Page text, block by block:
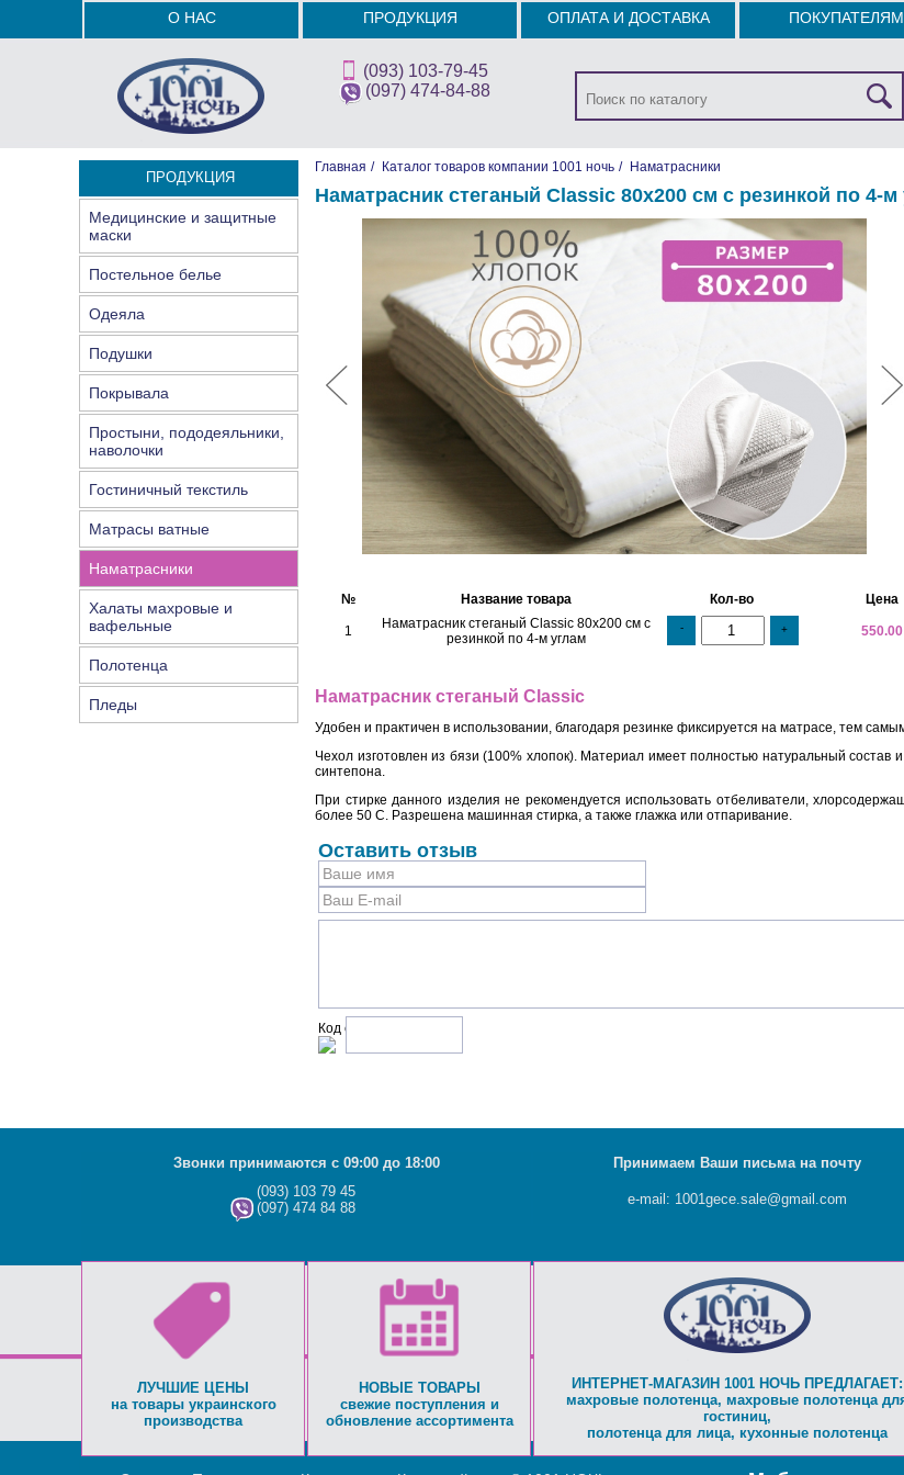
О НАС ПРОДУКЦИЯ ОПЛАТА И ДОСТАВКА ПОКУПАТЕЛЯМ
(093) 103-79-45
(097) 474-84-88
ПРОДУКЦИЯ
Медицинские и защитные
маски
Постельное белье
Одеяла
Подушки
Покрывала
Простыни, пододеяльники,
наволочки
Гостиничный текстиль
Матрасы ватные
Наматрасники
Халаты махровые и
вафельные
Полотенца
Пледы
Главная / Каталог товаров компании 1001 ночь / Наматрасники
Наматрасник стеганый Classic 80х200 см с резинкой по 4-м
№ Название товара Кол-во Цена
1
Наматрасник стеганый Classic 80х200 см с
резинкой по 4-м углам
- + 550.00
Наматрасник стеганый Classic
Удобен и практичен в использовании, благодаря резинке фиксируется на матрасе, тем
Чехол изготовлен из бязи (100% хлопок). Материал имеет полностью натуральный состав
синтепона.
При стирке данного изделия не рекомендуется использовать отбеливатели,
более 50 С. Разрешена машинная стирка, а также глажка или отпаривание.
Оставить отзыв
Код с рисунка:
Звонки принимаются с 09:00 до 18:00 Принимаем Ваши письма на почту
(093) 103 79 45
(097) 474 84 88
e-mail: 1001gece.sale@gmail.com
ЛУЧШИЕ ЦЕНЫ
на товары украинского
производства
НОВЫЕ ТОВАРЫ
свежие поступления и
обновление ассортимента
ИНТЕРНЕТ-МАГАЗИН 1001 НОЧЬ ПРЕДЛАГАЕТ:
махровые полотенца, махровые полотенца
гостиниц,
полотенца для лица, кухонные полотенца